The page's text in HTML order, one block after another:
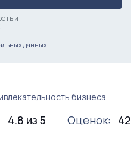
и
данных
бизнеса
4.8 из 5 Оценок: 42